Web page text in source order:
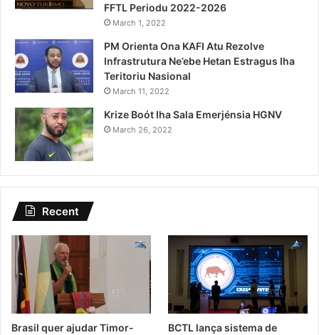
FFTL Periodu 2022-2026
March 1, 2022
PM Orienta Ona KAFI Atu Rezolve
Infrastrutura Ne’ebe Hetan Estragus Iha
Teritoriu Nasional
March 11, 2022
Krize Boót Iha Sala Emerjénsia HGNV
March 26, 2022
Recent
Brasil quer ajudar Timor-
BCTL lança sistema de